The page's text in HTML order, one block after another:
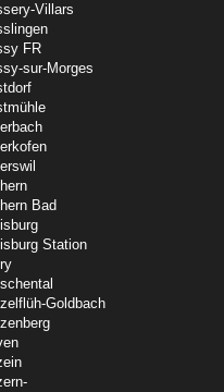
Villars
FR
sur-Morges
Bad
Station
Goldbach